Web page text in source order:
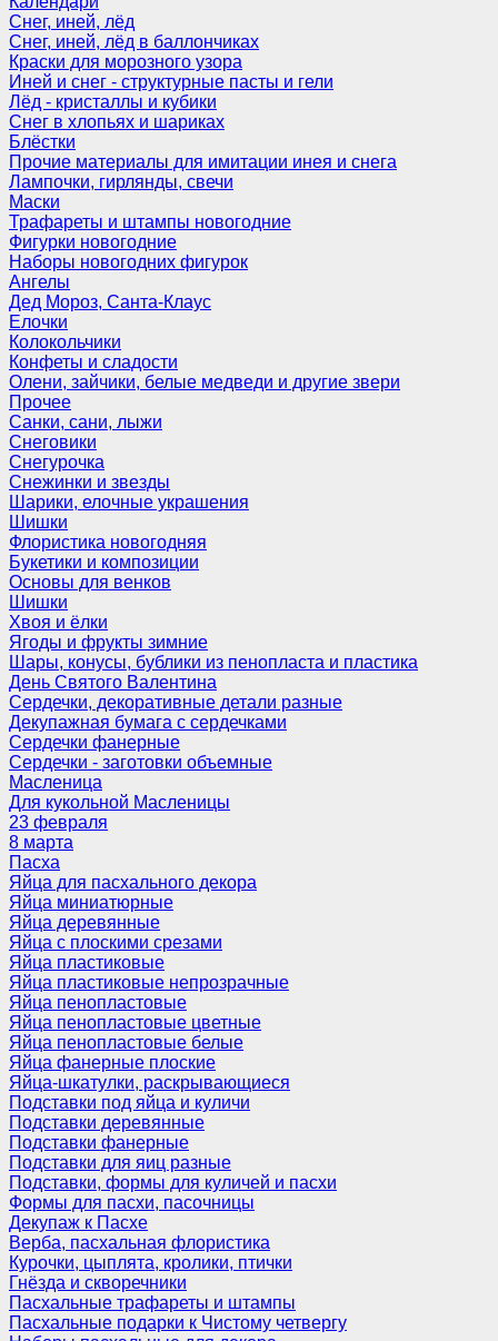
Снег, иней, лёд
Снег, иней, лёд в баллончиках
Краски для морозного узора
Иней и снег - структурные пасты и гели
Лёд - кристаллы и кубики
Снег в хлопьях и шариках
Блёстки
Прочие материалы для имитации инея и снега
Лампочки, гирлянды, свечи
Маски
Трафареты и штампы новогодние
Фигурки новогодние
Наборы новогодних фигурок
Ангелы
Дед Мороз, Санта-Клаус
Елочки
Колокольчики
Конфеты и сладости
Олени, зайчики, белые медведи и другие звери
Прочее
Санки, сани, лыжи
Снеговики
Снегурочка
Снежинки и звезды
Шарики, елочные украшения
Шишки
Флористика новогодняя
Букетики и композиции
Основы для венков
Шишки
Хвоя и ёлки
Ягоды и фрукты зимние
Шары, конусы, бублики из пенопласта и пластика
День Святого Валентина
Сердечки, декоративные детали разные
Декупажная бумага с сердечками
Сердечки фанерные
Сердечки - заготовки объемные
Масленица
Для кукольной Масленицы
23 февраля
8 марта
Пасха
Яйца для пасхального декора
Яйца миниатюрные
Яйца деревянные
Яйца с плоскими срезами
Яйца пластиковые
Яйца пластиковые непрозрачные
Яйца пенопластовые
Яйца пенопластовые цветные
Яйца пенопластовые белые
Яйца фанерные плоские
Яйца-шкатулки, раскрывающиеся
Подставки под яйца и куличи
Подставки деревянные
Подставки фанерные
Подставки для яиц разные
Подставки, формы для куличей и пасхи
Формы для пасхи, пасочницы
Декупаж к Пасхе
Верба, пасхальная флористика
Курочки, цыплята, кролики, птички
Гнёзда и скворечники
Пасхальные трафареты и штампы
Пасхальные подарки к Чистому четвергу